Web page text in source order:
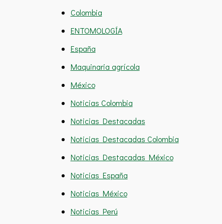
Colombia
ENTOMOLOGÍA
España
Maquinaria agrícola
México
Noticias Colombia
Noticias Destacadas
Noticias Destacadas Colombia
Noticias Destacadas México
Noticias España
Noticias México
Noticias Perú